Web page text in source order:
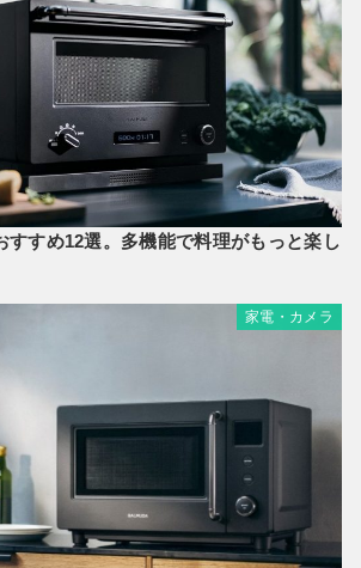
すすめ12選。多機能で料理がもっと楽し
家電・カメラ